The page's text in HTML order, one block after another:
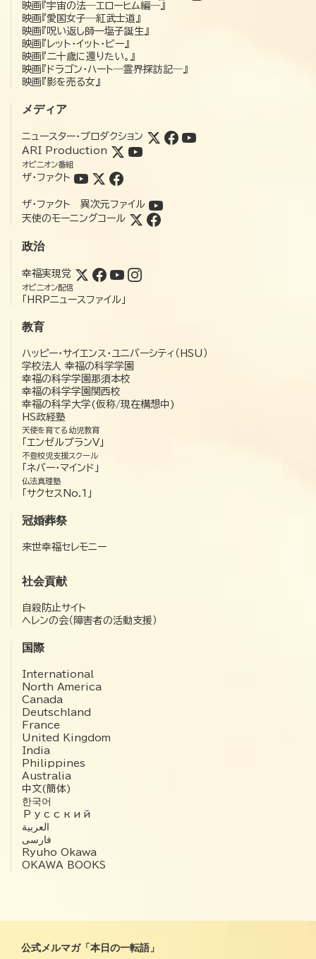
映画『宇宙の法―エローヒム編―』
映画『愛国女子―紅武士道』
映画『呪い返し師—塩子誕生』
映画『レット・イット・ビー』
映画『二十歳に還りたい。』
映画『ドラゴン・ハート―霊界探訪記―』
映画『影を売る女』
メディア
ニュースター・プロダクション
ARI Production
オピニオン番組
ザ・ファクト
ザ・ファクト 異次元ファイル
天使のモーニングコール
政治
幸福実現党
オピニオン配信
「HRPニュースファイル」
教育
ハッピー・サイエンス・ユニバーシティ（HSU）
学校法人 幸福の科学学園
幸福の科学学園那須本校
幸福の科学学園関西校
幸福の科学大学(仮称/現在構想中)
HS政経塾
天使を育てる幼児教育
「エンゼルプランV」
不登校児支援スクール
「ネバー・マインド」
仏法真理塾
「サクセスNo.1」
冠婚葬祭
来世幸福セレモニー
社会貢献
自殺防止サイト
ヘレンの会（障害者の活動支援）
国際
International
North America
Canada
Deutschland
France
United Kingdom
India
Philippines
Australia
中文(簡体)
한국어
Русский
العربية‏
فارسی
Ryuho Okawa
OKAWA BOOKS
公式メルマガ「本日の一転語」